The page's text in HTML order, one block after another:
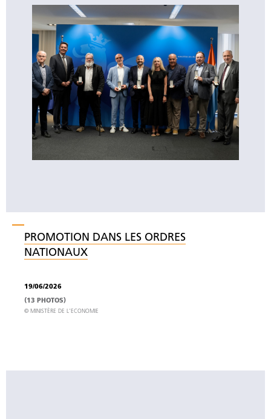
PROMOTION DANS LES ORDRES
NATIONAUX
19/06/2026
(13 PHOTOS)
© MINISTÈRE DE L'ECONOMIE